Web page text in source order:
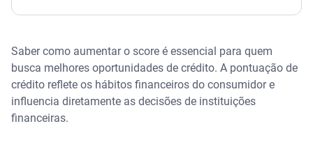
Como aumentar meu score rápido e gratuitamente?
Seis dicas de como aumentar o score grátis
Saber como aumentar o score é essencial para quem
busca melhores oportunidades de crédito. A pontuação de
crédito reflete os hábitos financeiros do consumidor e
influencia diretamente as decisões de instituições
financeiras.